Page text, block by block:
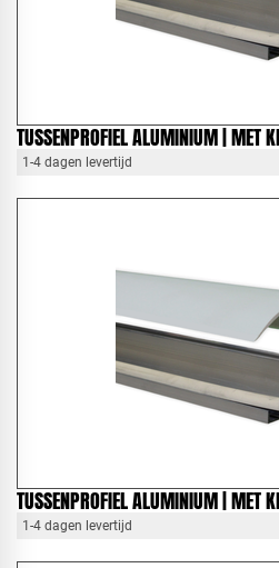
TUSSENPROFIEL ALUMINIUM | MET
1-4 dagen levertijd
TUSSENPROFIEL ALUMINIUM | MET
1-4 dagen levertijd